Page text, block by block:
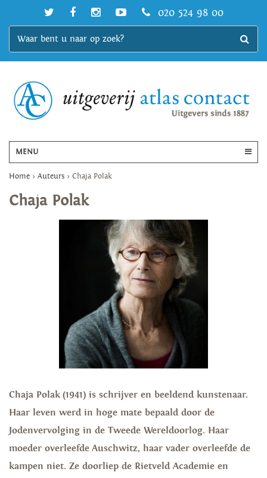
020 524 98 00
MENU
Home > Auteurs > Chaja Polak
Chaja Polak
Chaja Polak (1941) is schrijver en beeldend kunstenaar.
Haar leven werd in hoge mate bepaald door de
Jodenvervolging in de Tweede Wereldoorlog. Haar
moeder overleefde Auschwitz, haar vader overleefde de
kampen niet. Ze doorliep de Rietveld Academie en